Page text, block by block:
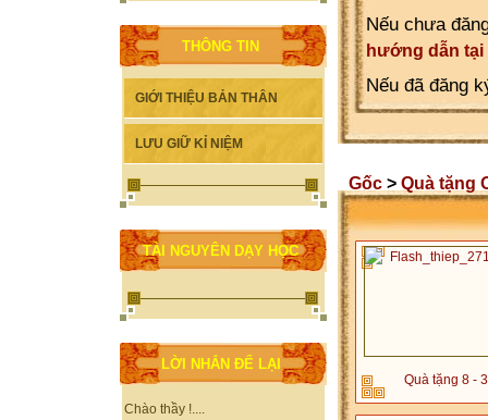
THÔNG TIN
GIỚI THIỆU BẢN THÂN
LƯU GIỮ KỈ NIỆM
TÀI NGUYÊN DẠY HỌC
LỜI NHẮN ĐỂ LẠI
Chào thầy !....
Nếu chưa
hướng dẫn tại
Nếu đã đăng
Gốc > Quà tặng
Quà tặng 8 - 3